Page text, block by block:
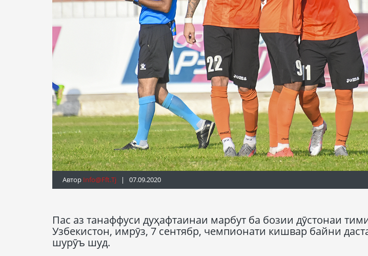
Автор Info@fft.tj | 07.09.2020
Пас аз танаффуси дуҳафтаинаи марбут ба бозии дӯстонаи
Узбекистон, имрӯз, 7 сентябр, чемпионати кишвар байни
шурӯъ шуд.